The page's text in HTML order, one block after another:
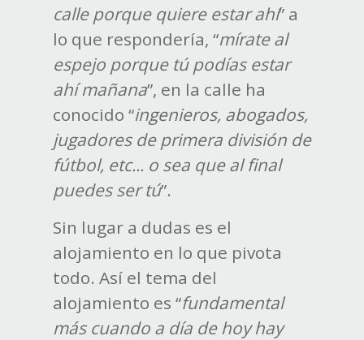
calle porque quiere estar ahí” a
lo que respondería, “mírate al
espejo porque tú podías estar
ahí mañana”, en la calle ha
conocido “ingenieros, abogados,
jugadores de primera división de
fútbol, etc... o sea que al final
puedes ser tú”.
Sin lugar a dudas es el
alojamiento en lo que pivota
todo. Así el tema del
alojamiento es “fundamental
más cuando a día de hoy hay